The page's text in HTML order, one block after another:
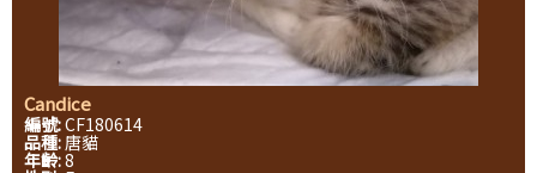
Candice
編號:CF180614
品種:唐貓
年齡:8